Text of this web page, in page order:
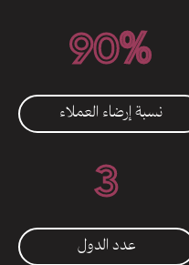
%
90
نسبة إرضاء العملاء
3
عدد الدول